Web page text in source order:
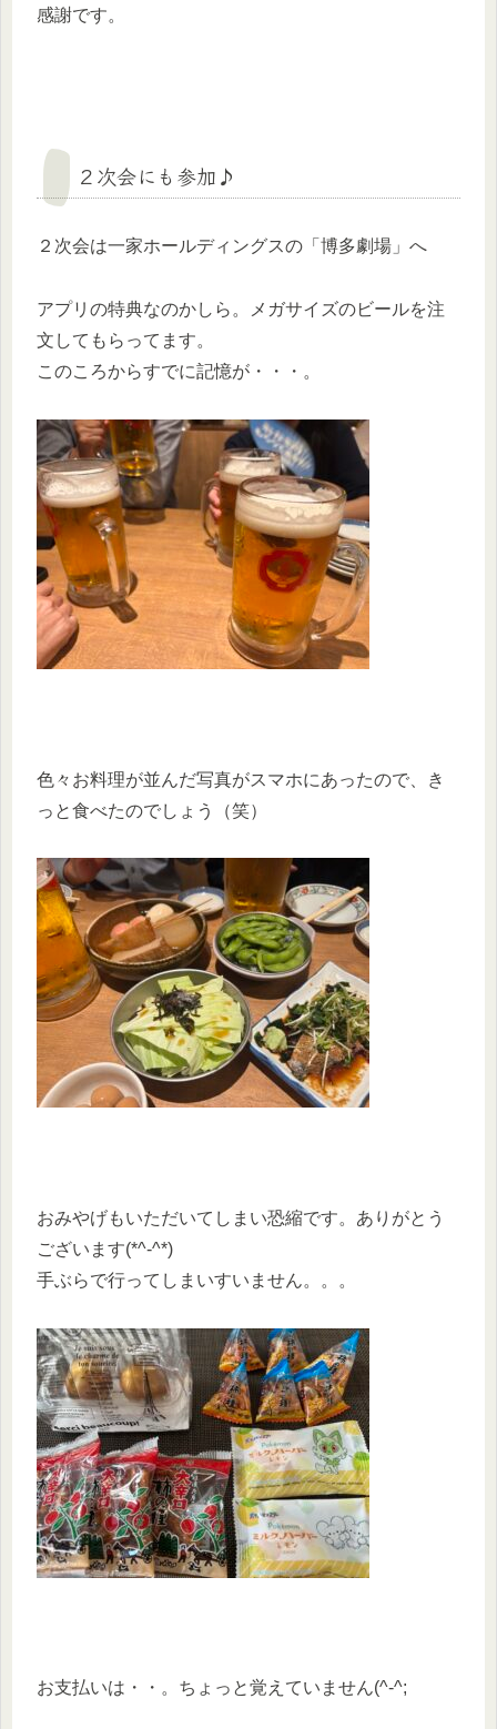
感謝です。
２次会にも参加♪
２次会は一家ホールディングスの「博多劇場」へ
アプリの特典なのかしら。メガサイズのビールを注
文してもらってます。
このころからすでに記憶が・・・。
色々お料理が並んだ写真がスマホにあったので、き
っと食べたのでしょう（笑）
おみやげもいただいてしまい恐縮です。ありがとう
ございます(*^-^*)
手ぶらで行ってしまいすいません。。。
お支払いは・・。ちょっと覚えていません(^-^;